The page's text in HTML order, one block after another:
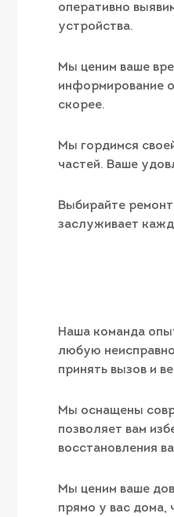
оперативно
устройства.
Мы ценим ваше
информирование
скорее.
Мы гордимся
частей. Ваше
Выбирайте
заслуживает
Наша команда
любую
принять вызов и
Мы оснащены
позволяет вам
восстановления
Мы ценим ваше
прямо у вас дома,